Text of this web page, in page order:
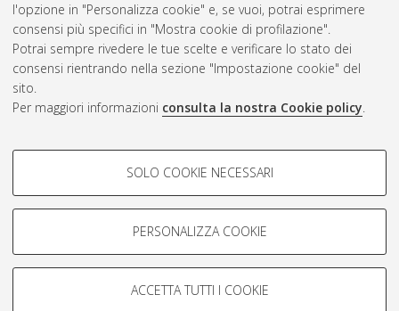
l'opzione in "Personalizza cookie" e, se vuoi, potrai esprimere
consensi più specifici in "Mostra cookie di profilazione".
Potrai sempre rivedere le tue scelte e verificare lo stato dei
consensi rientrando nella sezione "Impostazione cookie" del
sito.
Per maggiori informazioni consulta la nostra Cookie policy.
COOKIE DI PROFILAZIONE -
Si tratta di cookie utilizzati per analizzare le caratteristiche della
navigazione degli utenti, creare profili in base al loro comportamento
Mostra cookie di profilazione
SOLO COOKIE NECESSARI
PERSONALIZZA COOKIE
ACCETTA TUTTI I COOKIE
Rss 1.0
Rss 2.0
AMS Laurea
Impostazioni Cookie
Informativa sulla privacy
Condizioni d’uso del sito